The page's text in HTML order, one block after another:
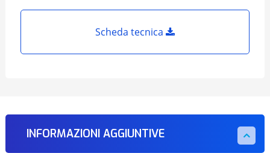
Scheda tecnica
INFORMAZIONI AGGIUNTIVE